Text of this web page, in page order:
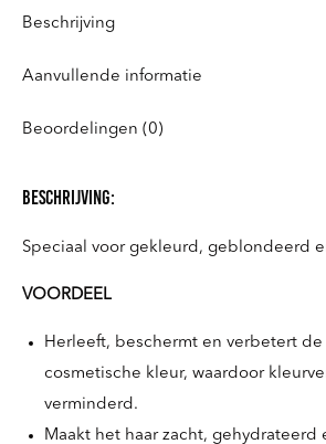
Beschrijving
Aanvullende informatie
Beoordelingen (0)
beschrijving:
Speciaal voor gekleurd, geblondeerd
VOORDEEL
Herleeft, beschermt en verbetert de
cosmetische kleur, waardoor
verminderd.
Maakt het haar zacht, gehydrateerd